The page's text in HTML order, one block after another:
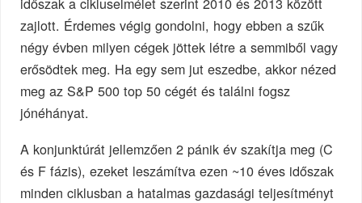
zajlott. Érdemes végig gondolni, hogy ebben a szűk
négy évben milyen cégek jöttek létre a semmiből vagy
erősödtek meg. Ha egy sem jut eszedbe, akkor nézed
meg az S&P 500 top 50 cégét és találni fogsz
jónéhányat.
A konjunktúrát jellemzően 2 pánik év szakítja meg (C
és F fázis), ezeket leszámítva ezen ~10 éves időszak
minden ciklusban a hatalmas gazdasági teljesítményt